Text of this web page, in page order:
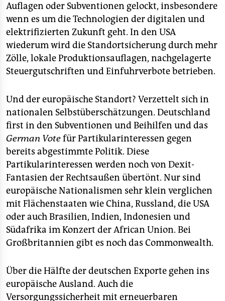
Auflagen oder Subventionen gelockt, insbesondere
wenn es um die Technologien der digitalen und
elektrifizierten Zukunft geht. In den USA
wiederum wird die Standortsicherung durch mehr
Zölle, lokale Produktionsauflagen, nachgelagerte
Steuergutschriften und Einfuhrverbote betrieben.
Und der europäische Standort? Verzettelt sich in
nationalen Selbstüberschätzungen. Deutschland
first in den Subventionen und Beihilfen und das
German Votefür Partikularinteressen gegen
bereits abgestimmte Politik. Diese
Partikularinteressen werden noch von Dexit-
Fantasien der Rechtsaußen übertönt. Nur sind
europäische Nationalismen sehr klein verglichen
mit Flächenstaaten wie China, Russland, die USA
oder auch Brasilien, Indien, Indonesien und
Südafrika im Konzert der African Union. Bei
Großbritannien gibt es noch das Commonwealth.
Über die Hälfte der deutschen Exporte gehen ins
europäische Ausland. Auch die
Versorgungssicherheit mit erneuerbaren